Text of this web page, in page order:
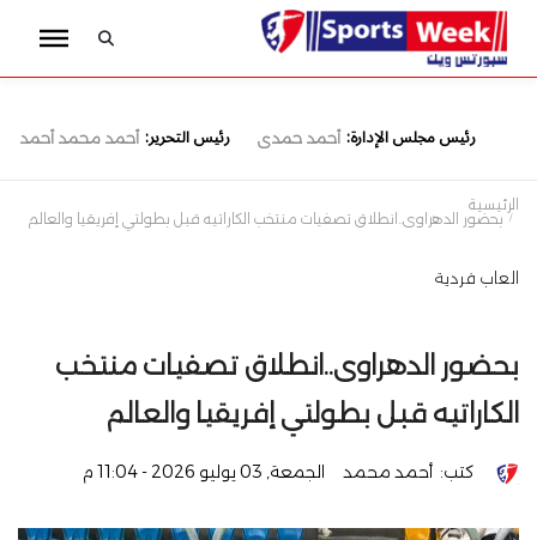
رئيس مجلس الإدارة: أحمد حمدى رئيس التحرير: أحمد محمد أحمد
الرئيسية
بحضور الدهراوى..انطلاق تصفيات منتخب الكاراتيه قبل بطولتي إفريقيا والعالم
العاب فردية
بحضور الدهراوى..انطلاق تصفيات منتخب
الكاراتيه قبل بطولتي إفريقيا والعالم
كتب: أحمد محمد الجمعة, 03 يوليو 2026 - 11:04 م